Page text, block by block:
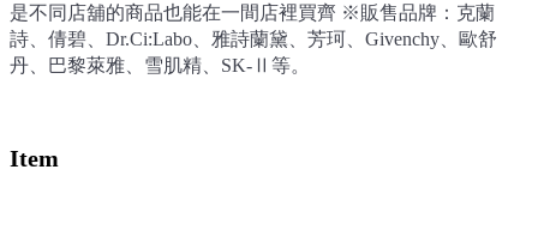
是不同店舖的商品也能在一間店裡買齊 ※販售品牌：克蘭
詩、倩碧、Dr.Ci:Labo、雅詩蘭黛、芳珂、Givenchy、歐舒
丹、巴黎萊雅、雪肌精、SK-Ⅱ等。
是不同店舖的商品也能在一間店裡買齊 ※販售品牌：克蘭
詩、倩碧、Dr.Ci:Labo、雅詩蘭黛、芳珂、Givenchy、歐舒
丹、巴黎萊雅、雪肌精、SK-Ⅱ等。
是不同店舖的商品也能在一間店裡買齊 ※販售品牌：克蘭
詩、倩碧、Dr.Ci:Labo、雅詩蘭黛、芳珂、Givenchy、歐舒
丹、巴黎萊雅、雪肌精、SK-Ⅱ等。
Item